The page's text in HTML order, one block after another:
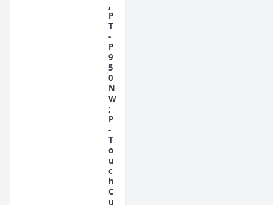
,
P
T
-
P
9
5
0
N
W
;
P
-
T
o
u
c
h
C
u